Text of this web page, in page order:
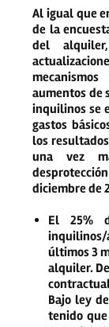
Al igual que
de la
del
aumentos de
inquilinos se
gastos
los
una vez
diciembre de
El 25%
inquilinos/
últimos 3
alquiler.
Bajo ley
tenido